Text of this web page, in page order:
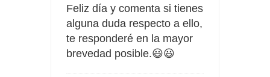
Feliz día y comenta si tienes
alguna duda respecto a ello,
te responderé en la mayor
brevedad posible.😃😃